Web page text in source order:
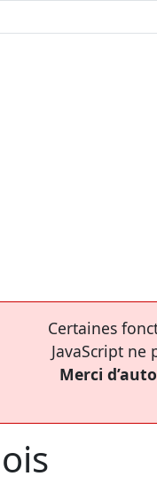
Certaines
JavaScript
Merci